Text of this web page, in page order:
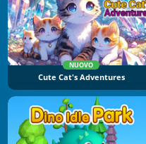
NUOVO
Cute Cat's Adventures